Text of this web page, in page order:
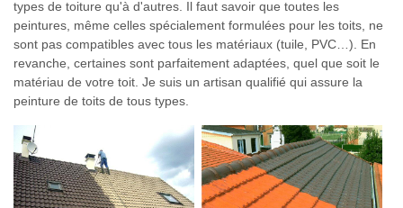
types de toiture qu'à d'autres. Il faut savoir que toutes les
peintures, même celles spécialement formulées pour les toits, ne
sont pas compatibles avec tous les matériaux (tuile, PVC…). En
revanche, certaines sont parfaitement adaptées, quel que soit le
matériau de votre toit. Je suis un artisan qualifié qui assure la
peinture de toits de tous types.